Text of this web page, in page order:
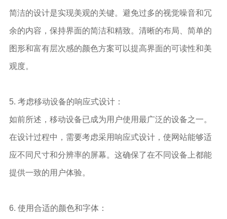
简洁的设计是实现美观的关键。避免过多的视觉噪音和冗
余的内容，保持界面的简洁和精致。清晰的布局、简单的
图形和富有层次感的颜色方案可以提高界面的可读性和美
观度。
5. 考虑移动设备的响应式设计：
如前所述，移动设备已成为用户使用最广泛的设备之一。
在设计过程中，需要考虑采用响应式设计，使网站能够适
应不同尺寸和分辨率的屏幕。这确保了在不同设备上都能
提供一致的用户体验。
6. 使用合适的颜色和字体：